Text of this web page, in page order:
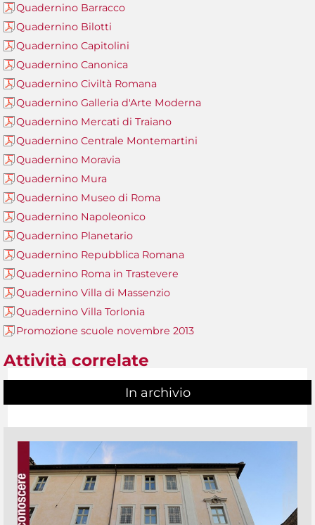
Quadernino Barracco
Quadernino Bilotti
Quadernino Capitolini
Quadernino Canonica
Quadernino Civiltà Romana
Quadernino Galleria d'Arte Moderna
Quadernino Mercati di Traiano
Quadernino Centrale Montemartini
Quadernino Moravia
Quadernino Mura
Quadernino Museo di Roma
Quadernino Napoleonico
Quadernino Planetario
Quadernino Repubblica Romana
Quadernino Roma in Trastevere
Quadernino Villa di Massenzio
Quadernino Villa Torlonia
Promozione scuole novembre 2013
Attività correlate
In archivio